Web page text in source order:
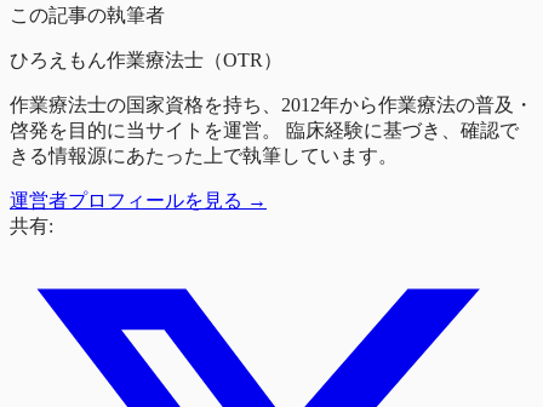
この記事の執筆者
ひろえもん作業療法士（OTR）
作業療法士の国家資格を持ち、2012年から作業療法の普及・
啓発を目的に当サイトを運営。 臨床経験に基づき、確認で
きる情報源にあたった上で執筆しています。
運営者プロフィールを見る →
共有: